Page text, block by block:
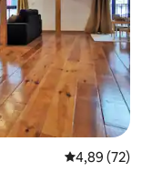
Évaluation
4,89 (72)